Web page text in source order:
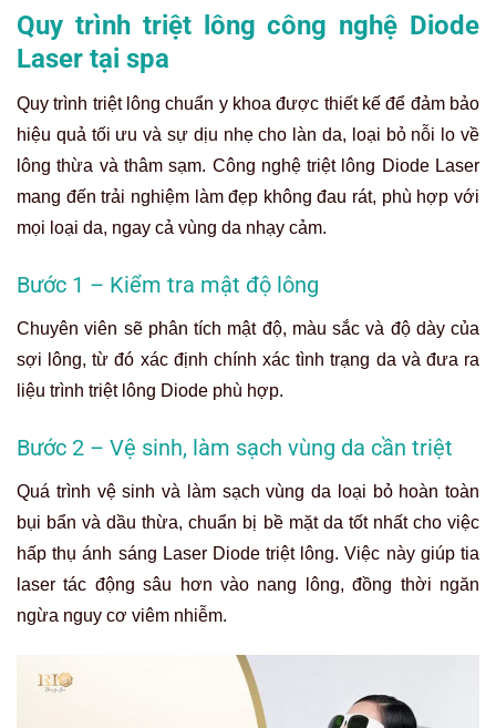
Quy trình triệt lông công nghệ Diode
Laser tại spa
Quy trình triệt lông chuẩn y khoa được thiết kế để đảm bảo
hiệu quả tối ưu và sự dịu nhẹ cho làn da, loại bỏ nỗi lo về
lông thừa và thâm sạm. Công nghệ triệt lông Diode Laser
mang đến trải nghiệm làm đẹp không đau rát, phù hợp với
mọi loại da, ngay cả vùng da nhạy cảm.
Bước 1 – Kiểm tra mật độ lông
Chuyên viên sẽ phân tích mật độ, màu sắc và độ dày của
sợi lông, từ đó xác định chính xác tình trạng da và đưa ra
liệu trình triệt lông Diode phù hợp.
Bước 2 – Vệ sinh, làm sạch vùng da cần triệt
Quá trình vệ sinh và làm sạch vùng da loại bỏ hoàn toàn
bụi bẩn và dầu thừa, chuẩn bị bề mặt da tốt nhất cho việc
hấp thụ ánh sáng Laser Diode triệt lông. Việc này giúp tia
laser tác động sâu hơn vào nang lông, đồng thời ngăn
ngừa nguy cơ viêm nhiễm.